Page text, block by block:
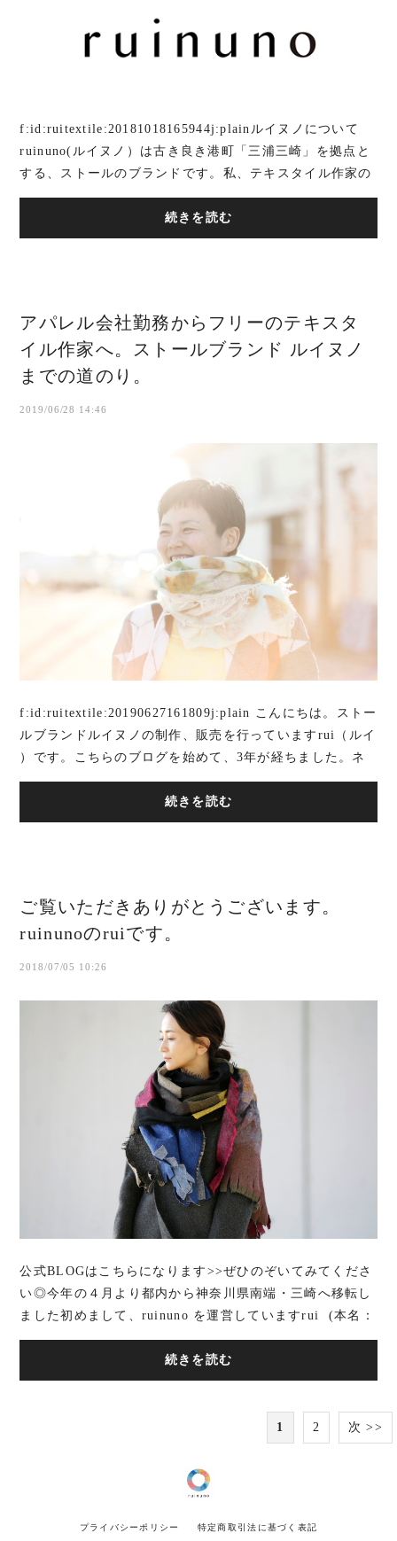
f:id:ruitextile:20181018165944j:plainルイヌノについて
ruinuno(ルイヌノ）は古き良き港町「三浦三崎」を拠点と
する、ストールのブランドです。私、テキスタイル作家の
ルイが発案し、制作して、行なっています。...
続きを読む
アパレル会社勤務からフリーのテキスタ
イル作家へ。ストールブランド ルイヌノ
までの道のり。
2019/06/28 14:46
f:id:ruitextile:20190627161809j:plain こんにちは。ストー
ルブランドルイヌノの制作、販売を行っていますrui（ルイ
）です。こちらのブログを始めて、3年が経ちました。ネ
ット販売を始めたのもその頃。今...
続きを読む
ご覧いただきありがとうございます。
ruinunoのruiです。
2018/07/05 10:26
公式BLOGはこちらになります>>ぜひのぞいてみてくださ
い◎今年の４月より都内から神奈川県南端・三崎へ移転し
ました初めまして、ruinuno を運営していますrui (本名：
大類尚子) と申します。 今...
続きを読む
1 2 次 >>
プライバシーポリシー 特定商取引法に基づく表記